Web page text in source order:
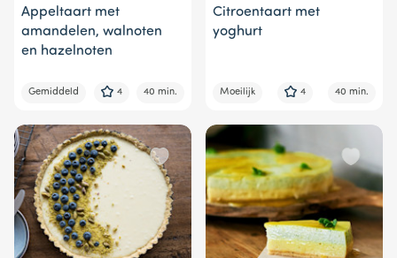
Appeltaart met
amandelen, walnoten
en hazelnoten
Gemiddeld 4 40 min.
Citroentaart met
yoghurt
Moeilijk 4 40 min.